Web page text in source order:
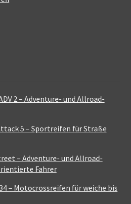
2 – Adventure- und Allroad-
5 – Sportreifen für Straße
– Adventure- und Allroad-
Fahrer
– Motocrossreifen für weiche bis